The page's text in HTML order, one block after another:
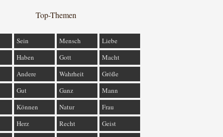
Top-Themen
Sein Mensch
Liebe
Haben Gott
Macht
Andere Wahrheit
Größe
Gut Ganz
Mann
Können Natur
Frau
Herz Recht
Geist